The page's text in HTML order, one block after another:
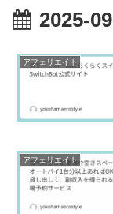
2025-09
アフェリエイト
アフェリエイト